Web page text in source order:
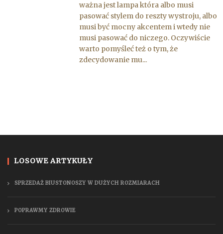
ważna jest lampa która albo musi
pasować stylem do reszty wystroju, albo
musi być mocny akcentem i wtedy nie
musi pasować do niczego. Oczywiście
warto pomyśleć też o tym, że
zdecydowanie mu...
LOSOWE ARTYKUŁY
SPRZEDAŻ BIUSTONOSZY W DUŻYCH ROZMIARACH
POPRAWMY ZDROWIE